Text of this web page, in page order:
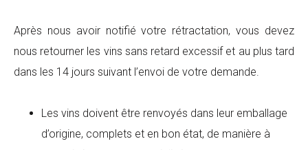
Après nous avoir notifié votre rétractation, vous devez
nous retourner les vins sans retard excessif et au plus tard
dans les 14 jours suivant l’envoi de votre demande.
Les vins doivent être renvoyés dans leur emballage
d’origine, complets et en bon état, de manière à